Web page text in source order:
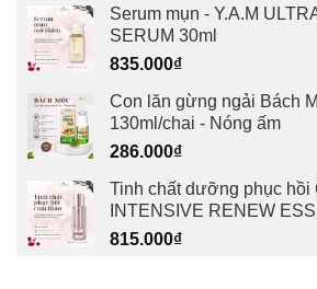
Serum mụn - Y.A.M
SERUM 30ml
835.000₫
Con lăn gừng ngải Bách
130ml/chai - Nóng ấm
286.000₫
Tinh chất dưỡng phục hồi
INTENSIVE RENEW
815.000₫